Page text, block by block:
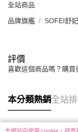
全站商品
品牌旗艦 SOFEI舒
評價
喜歡這個商品嗎？購買
本分類熱銷全站